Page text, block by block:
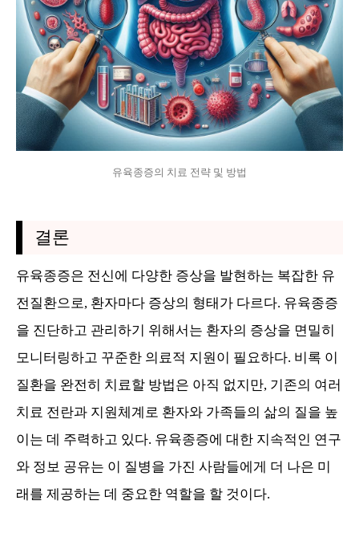
유육종증의 치료 전략 및 방법
결론
유육종증은 전신에 다양한 증상을 발현하는 복잡한 유
전질환으로, 환자마다 증상의 형태가 다르다. 유육종증
을 진단하고 관리하기 위해서는 환자의 증상을 면밀히
모니터링하고 꾸준한 의료적 지원이 필요하다. 비록 이
질환을 완전히 치료할 방법은 아직 없지만, 기존의 여러
치료 전란과 지원체계로 환자와 가족들의 삶의 질을 높
이는 데 주력하고 있다. 유육종증에 대한 지속적인 연구
와 정보 공유는 이 질병을 가진 사람들에게 더 나은 미
래를 제공하는 데 중요한 역할을 할 것이다.